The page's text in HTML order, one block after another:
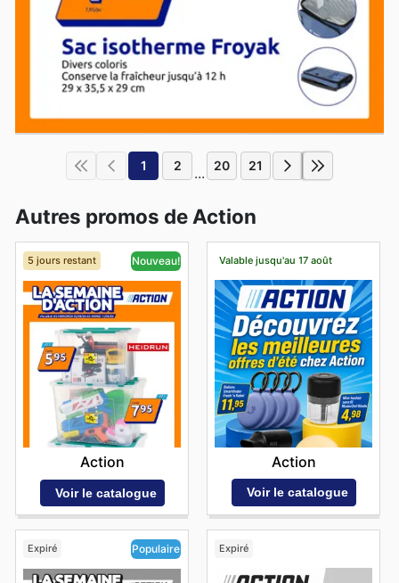
1 2 ... 20 21
Autres promos de Action
5 jours restant Nouveau!
Action
Voir le catalogue
Valable jusqu'au 17 août
Action
Voir le catalogue
Expiré Populaire Expiré